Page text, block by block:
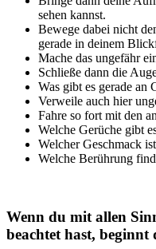
sehen kannst.
Bewege dabei nicht
gerade in deinem
Mache das ungefähr
Schließe dann die
Was gibt es gerade an
Verweile auch hier
Fahre so fort mit den
Welche Gerüche gibt
Welcher Geschmack
Welche Berührung
Wenn du mit allen
beachtet hast, beginnt